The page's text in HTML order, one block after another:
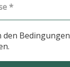
den